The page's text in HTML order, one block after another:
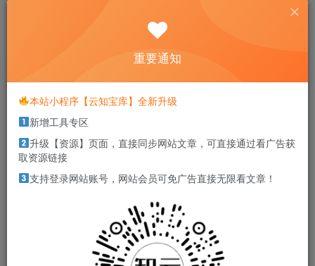
Pain changes people. However, love will finally guide them
back.
本站部分资源打包为压缩包以方便分享，涉及较多
解压密码，如果你下载的资源需要解压密码，请点
击解压密码查看
重要通知
本站小程序【云知宝库】全新升级
新增工具专区
升级【资源】页面，直接同步网站文章，可直接通过看广告获
取资源链接
支持登录网站账号，网站会员可免广告直接无限看文章！